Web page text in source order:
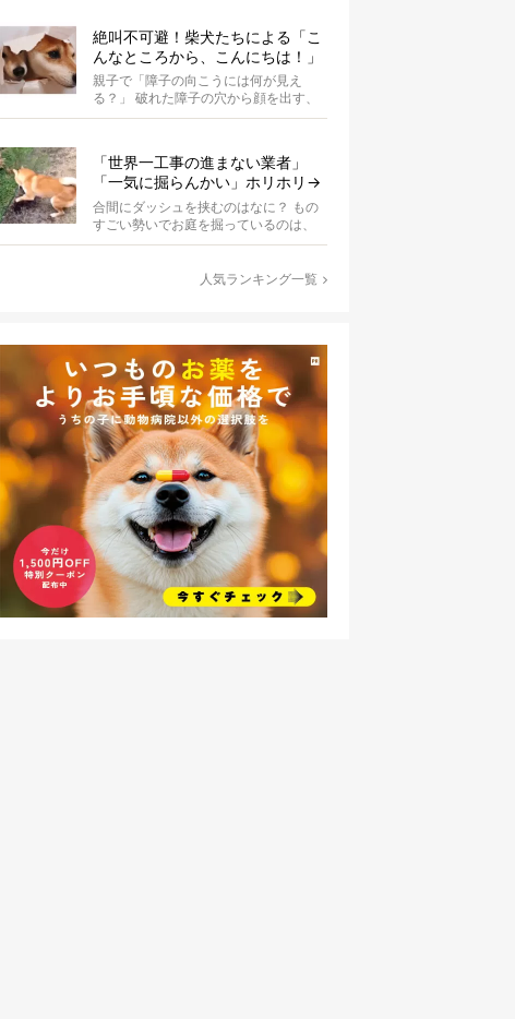
絶叫不可避！柴犬たちによる「こ
んなところから、こんにちは！」
親子で「障子の向こうには何が見え
る？」 破れた障子の穴から顔を出す、
柴犬のこばんちゃん・たまるちゃん親
「世界一工事の進まない業者」
「一気に掘らんかい」ホリホリ→
ダッシュを繰り返す柴犬に爆笑
【動画】
合間にダッシュを挟むのはなに？ もの
すごい勢いでお庭を掘っているのは、
柴犬の波平。柴犬あるあるの、突然の
人気ランキング一覧